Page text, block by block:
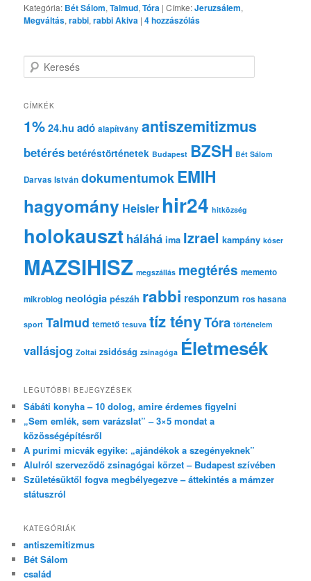
Kategória: Bét Sálom,Talmud,Tóra |Címke:Jeruzsálem,
Megváltás,rabbi,rabbi Akiva |4hozzászólás
e
e
é
CÍMKÉK
1% 24.hu adó alapítvány antiszemitizmus
betérés betéréstörténetek Budapest BZSH Bét Sálom
Darvas István dokumentumok EMIH
hagyomány Heisler hir24 hitközség
holokauszt háláhá ima Izrael kampány kóser
MAZSIHISZ megszállás megtérés memento
mikroblog neológia pészáh rabbi responzum ros hasana
sport Talmud temető tesuva tíz tényTóra történelem
vallásjog Zoltai zsidóság zsinagóga Életmesék
LEGUTÓBBI BEJEGYZÉSEK
Sábáti konyha – 10 dolog, amire érdemes figyelni
„Sem emlék, sem varázslat” – 3×5 mondat a
közösségépítésről
A purimi micvák egyike: „ajándékok a szegényeknek”
Alulról szerveződő zsinagógai körzet – Budapest szívében
Születésüktől fogva megbélyegezve – áttekintés a mámzer
státuszról
KATEGÓRIÁK
antiszemitizmus
Bét Sálom
család